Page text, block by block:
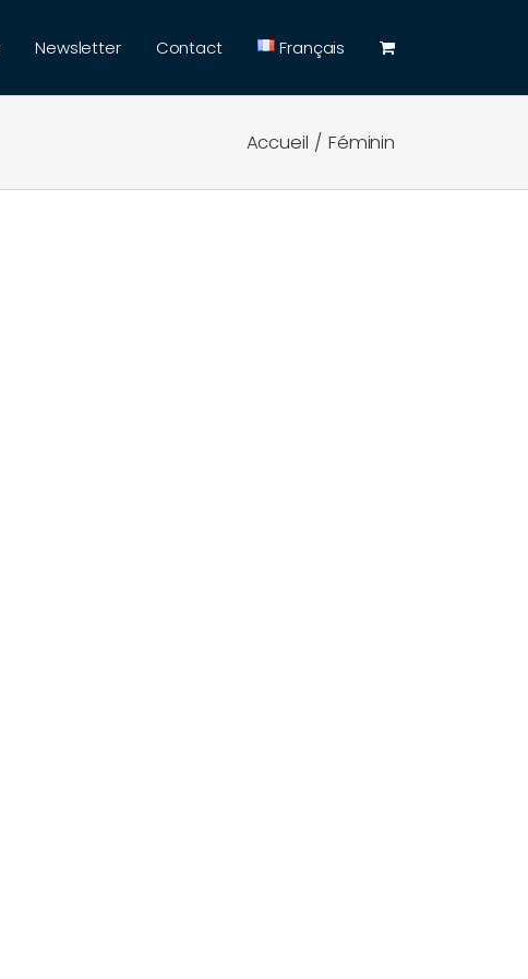
Newsletter Contact Français
Accueil Féminin